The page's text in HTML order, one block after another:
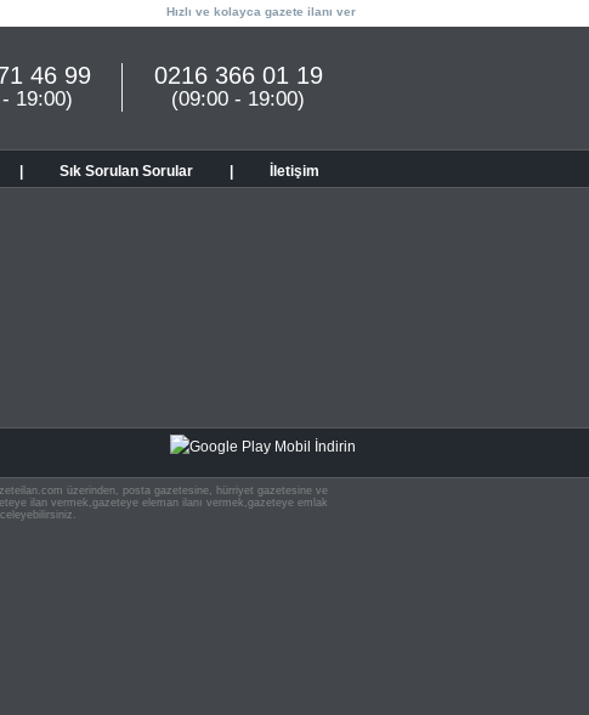
Hızlı ve kolayca gazete ilanı ver
0216 366 01 19
(09:00 - 19:00)
46 99
19:00)
Sık Sorulan Sorular İletişim
üzerinden, posta gazetesine, hürriyet gazetesine ve
ilan vermek,gazeteye eleman ilanı vermek,gazeteye emlak